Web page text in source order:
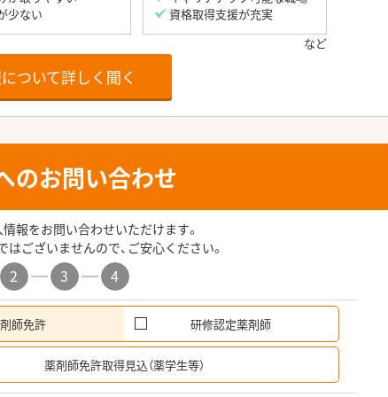
少ない
資格取得支援が充実
ついて詳しく聞く
のお問い合わせ
報をお問い合わせいただけます。
はございませんので、ご安心ください。
2 3 4
師免許 研修認定薬剤師
薬剤師免許取得見込（薬学生等）